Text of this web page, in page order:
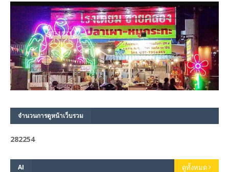
จำนวนการดูหน้าเว็บรวม
282254
AI ดูทั้งหมด